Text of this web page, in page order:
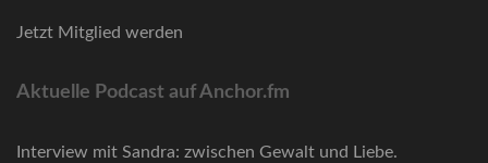
Jetzt Mitglied werden
Aktuelle Podcast auf Anchor.fm
Interview mit Sandra: zwischen Gewalt und Liebe.